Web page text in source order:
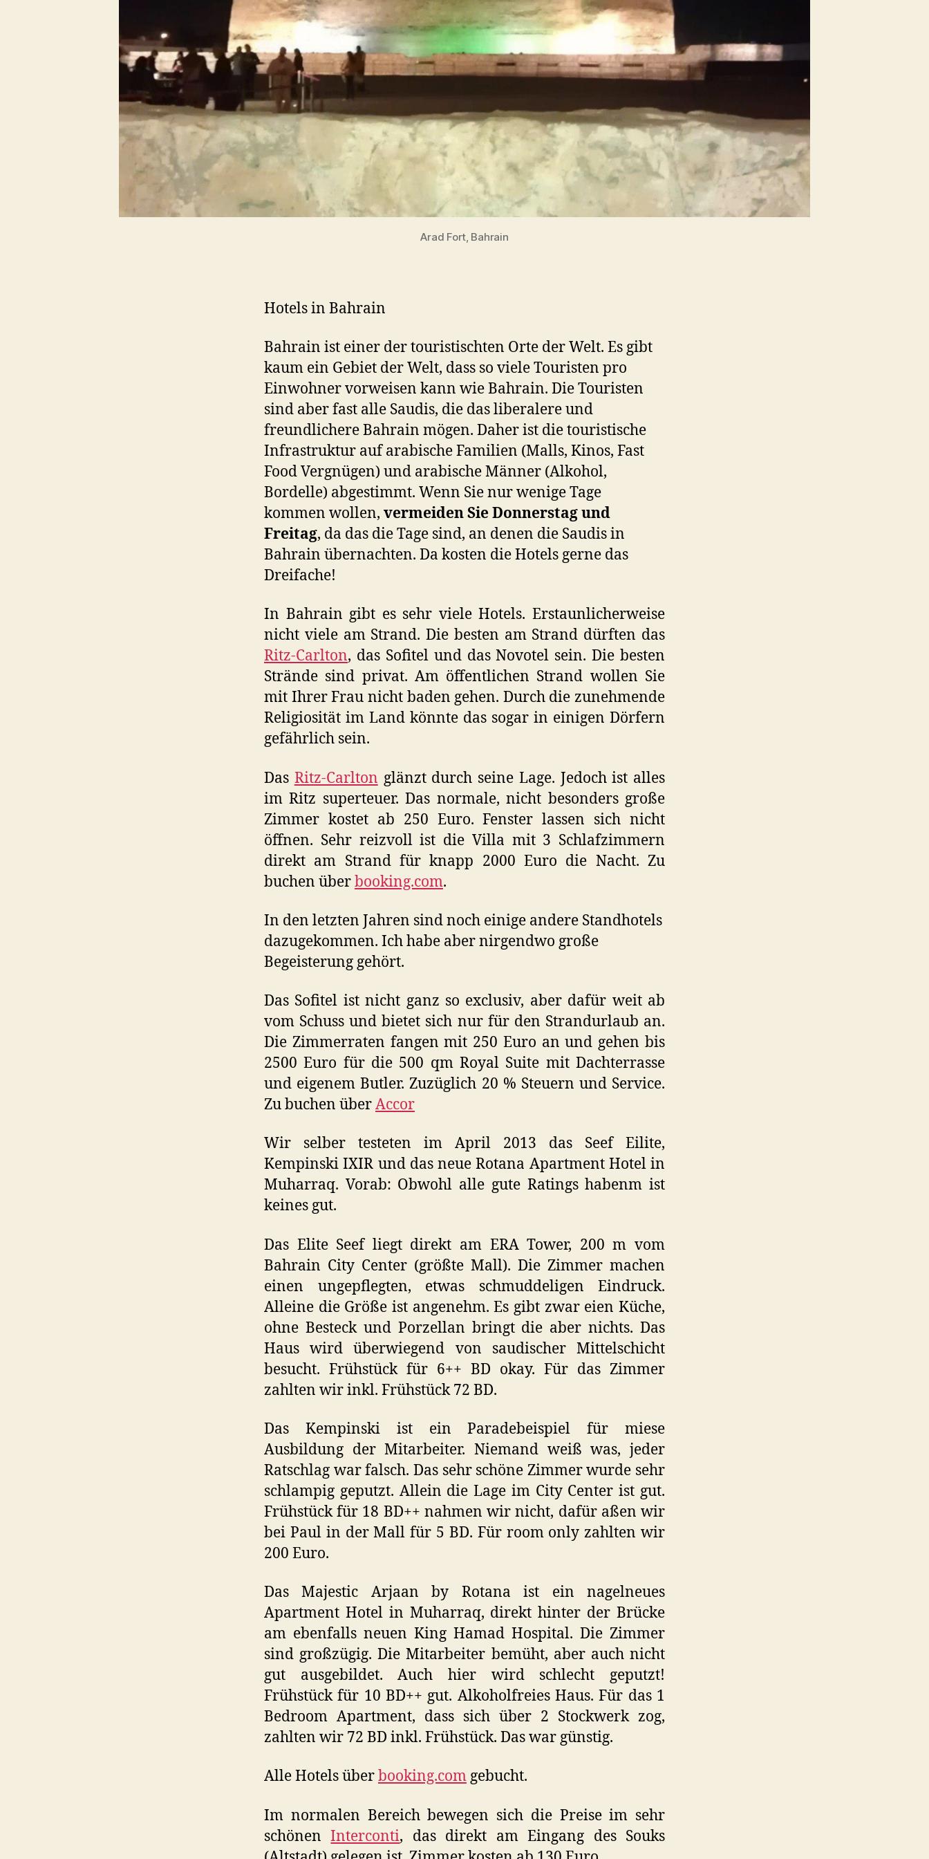
Arad Fort, Bahrain
Hotels in Bahrain
Bahrain ist einer der touristischten Orte der Welt. Es gibt
kaum ein Gebiet der Welt, dass so viele Touristen pro
Einwohner vorweisen kann wie Bahrain. Die Touristen
sind aber fast alle Saudis, die das liberalere und
freundlichere Bahrain mögen. Daher ist die touristische
Infrastruktur auf arabische Familien (Malls, Kinos, Fast
Food Vergnügen) und arabische Männer (Alkohol,
Bordelle) abgestimmt. Wenn Sie nur wenige Tage
kommen wollen, vermeiden Sie Donnerstag und
Freitag, da das die Tage sind, an denen die Saudis in
Bahrain übernachten. Da kosten die Hotels gerne das
Dreifache!
In Bahrain gibt es sehr viele Hotels. Erstaunlicherweise
nicht viele am Strand. Die besten am Strand dürften das
Ritz-Carlton, das Sofitel und das Novotel sein. Die besten
Strände sind privat. Am öffentlichen Strand wollen Sie
mit Ihrer Frau nicht baden gehen. Durch die zunehmende
Religiosität im Land könnte das sogar in einigen Dörfern
gefährlich sein.
Das Ritz-Carlton glänzt durch seine Lage. Jedoch ist alles
im Ritz superteuer. Das normale, nicht besonders große
Zimmer kostet ab 250 Euro. Fenster lassen sich nicht
öffnen. Sehr reizvoll ist die Villa mit 3 Schlafzimmern
direkt am Strand für knapp 2000 Euro die Nacht. Zu
buchen überbooking.com.
In den letzten Jahren sind noch einige andere Standhotels
dazugekommen. Ich habe aber nirgendwo große
Begeisterung gehört.
Das Sofitel ist nicht ganz so exclusiv, aber dafür weit ab
vom Schuss und bietet sich nur für den Strandurlaub an.
Die Zimmerraten fangen mit 250 Euro an und gehen bis
2500 Euro für die 500 qm Royal Suite mit Dachterrasse
und eigenem Butler. Zuzüglich 20 % Steuern und Service.
Zu buchen überAccor
Wir selber testeten im April 2013 das Seef Eilite,
Kempinski IXIR und das neue Rotana Apartment Hotel in
Muharraq. Vorab: Obwohl alle gute Ratings habenm ist
keines gut.
Das Elite Seef liegt direkt am ERA Tower, 200 m vom
Bahrain City Center (größte Mall). Die Zimmer machen
einen ungepflegten, etwas schmuddeligen Eindruck.
Alleine die Größe ist angenehm. Es gibt zwar eien Küche,
ohne Besteck und Porzellan bringt die aber nichts. Das
Haus wird überwiegend von saudischer Mittelschicht
besucht. Frühstück für 6++ BD okay. Für das Zimmer
zahlten wir inkl. Frühstück 72 BD.
Das Kempinski ist ein Paradebeispiel für miese
Ausbildung der Mitarbeiter. Niemand weiß was, jeder
Ratschlag war falsch. Das sehr schöne Zimmer wurde sehr
schlampig geputzt. Allein die Lage im City Center ist gut.
Frühstück für 18 BD++ nahmen wir nicht, dafür aßen wir
bei Paul in der Mall für 5 BD. Für room only zahlten wir
200 Euro.
Das Majestic Arjaan by Rotana ist ein nagelneues
Apartment Hotel in Muharraq, direkt hinter der Brücke
am ebenfalls neuen King Hamad Hospital. Die Zimmer
sind großzügig. Die Mitarbeiter bemüht, aber auch nicht
gut ausgebildet. Auch hier wird schlecht geputzt!
Frühstück für 10 BD++ gut. Alkoholfreies Haus. Für das 1
Bedroom Apartment, dass sich über 2 Stockwerk zog,
zahlten wir 72 BD inkl. Frühstück. Das war günstig.
Alle Hotels überbooking.comgebucht.
Im normalen Bereich bewegen sich die Preise im sehr
schönenInterconti, das direkt am Eingang des Souks